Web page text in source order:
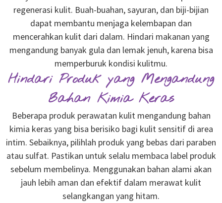
regenerasi kulit. Buah-buahan, sayuran, dan biji-bijian
dapat membantu menjaga kelembapan dan
mencerahkan kulit dari dalam. Hindari makanan yang
mengandung banyak gula dan lemak jenuh, karena bisa
memperburuk kondisi kulitmu.
Hindari Produk yang Mengandung
Bahan Kimia Keras
Beberapa produk perawatan kulit mengandung bahan
kimia keras yang bisa berisiko bagi kulit sensitif di area
intim. Sebaiknya, pilihlah produk yang bebas dari paraben
atau sulfat. Pastikan untuk selalu membaca label produk
sebelum membelinya. Menggunakan bahan alami akan
jauh lebih aman dan efektif dalam merawat kulit
selangkangan yang hitam.